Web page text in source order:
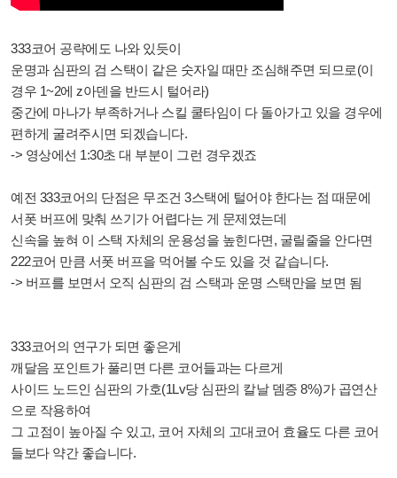
333코어 공략에도 나와 있듯이
운명과 심판의 검 스택이 같은 숫자일 때만 조심해주면 되므로(이
경우 1~2에 z아덴을 반드시 털어라)
중간에 마나가 부족하거나 스킬 쿨타임이 다 돌아가고 있을 경우에
편하게 굴려주시면 되겠습니다.
-> 영상에선 1:30초 대 부분이 그런 경우겠죠
예전 333코어의 단점은 무조건 3스택에 털어야 한다는 점 때문에
서폿 버프에 맞춰 쓰기가 어렵다는 게 문제였는데
신속을 높혀 이 스택 자체의 운용성을 높힌다면, 굴릴줄을 안다면
222코어 만큼 서폿 버프을 먹어볼 수도 있을 것 같습니다.
-> 버프를 보면서 오직 심판의 검 스택과 운명 스택만을 보면 됨
333코어의 연구가 되면 좋은게
깨달음 포인트가 풀리면 다른 코어들과는 다르게
사이드 노드인 심판의 가호(1Lv당 심판의 칼날 뎀증 8%)가 곱연산
으로 작용하여
그 고점이 높아질 수 있고, 코어 자체의 고대코어 효율도 다른 코어
들보다 약간 좋습니다.